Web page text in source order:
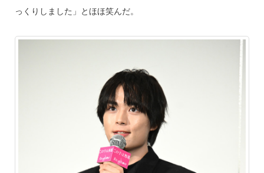
っくりしました」とほほ笑んだ。